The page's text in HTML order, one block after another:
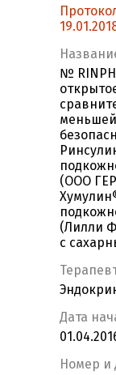
№
(ООО
(Лилли
с
Дата
Номер и